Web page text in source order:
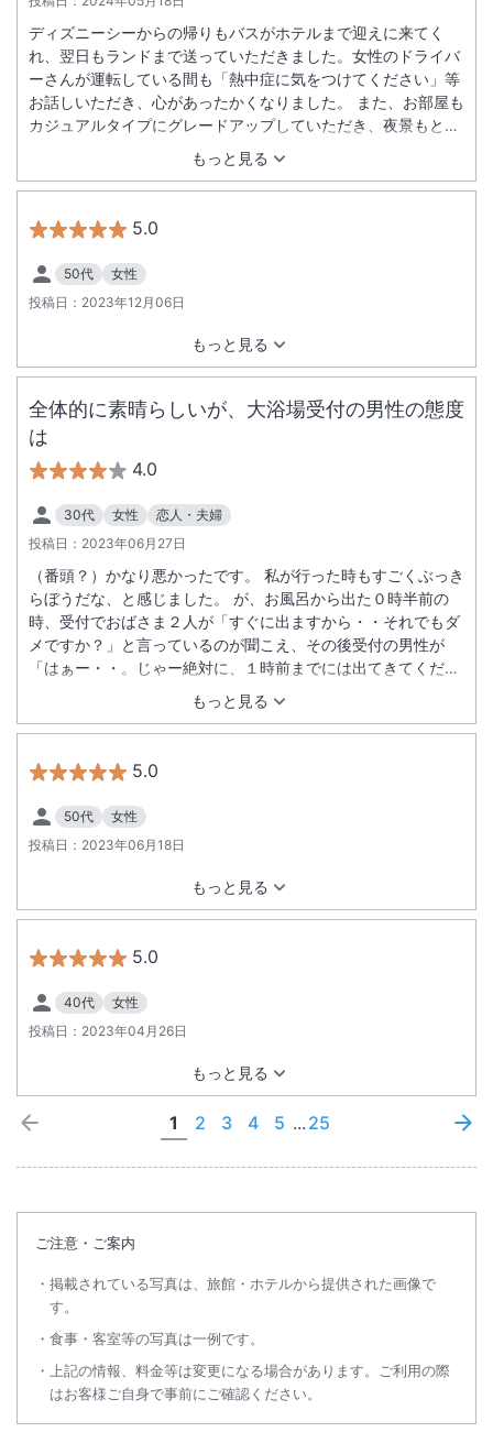
もっと見る
ディズニーシーからの帰りもバスがホテルまで迎えに来てく
れ、翌日もランドまで送っていただきました。女性のドライバ
ーさんが運転している間も「熱中症に気をつけてください」等
お話しいただき、心があったかくなりました。 また、お部屋も
カジュアルタイプにグレードアップしていただき、夜景もとっ
てもキレイでお部屋もお風呂も広くて、絶対またこのホテルに
泊まろう！と思いました。何から何までありがとうございまし
た。最高の旅になりました。
5.0
50代
女性
投稿日： 2023年12月06日
もっと見る
全体的に素晴らしいが、大浴場受付の男性の態度
は
4.0
30代 女性
恋人・夫婦
投稿日： 2023年06月27日
もっと見る
（番頭？）かなり悪かったです。 私が行った時もすごくぶっき
らぼうだな、と感じました。 が、お風呂から出た０時半前の
時、受付でおばさま２人が「すぐに出ますから・・それでもダ
メですか？」と言っているのが聞こえ、その後受付の男性が
「はぁー・・。じゃー絶対に、１時前までには出てきてくださ
いよ？」と言い、おばさまが「出ます！シャワーだけでもササ
ッと入りますから！」という会話をしてました。かなり感じ悪
い言い方でした。そのおばさま達は腰の低そうな方でした。 早
い人は早く上がるし、実際まだ０時半だったから入れるのに。
過去に出なかった人がいたのかもしれないが、「はあー。じゃ
ー、」とか言い方ヒドイ。そもそも断ろうとするのが驚き、お
風呂も有料なのに。あと脱衣所のドライヤーが少ないです。 ホ
テルは素晴らしいけど、その人がまだいるならもう行かないで
5.0
50代
女性
投稿日： 2023年06月18日
もっと見る
5.0
40代
女性
投稿日： 2023年04月26日
もっと見る
1 2 3 4 5 ... 25
ご注意・ご案内
掲載されている写真は、旅館・ホテルから提供された画像で
す。
食事・客室等の写真は一例です。
上記の情報、料金等は変更になる場合があります。ご利用の際
はお客様ご自身で事前にご確認ください。